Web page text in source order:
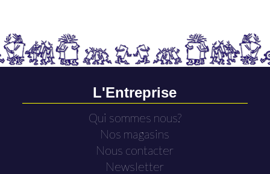
L'Entreprise
Qui sommes nous?
Nos magasins
Nous contacter
Newsletter